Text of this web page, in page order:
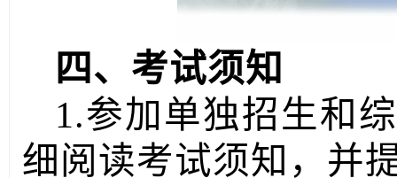
四、考试须知
1.参加单独招生和
细阅读考试须知，并